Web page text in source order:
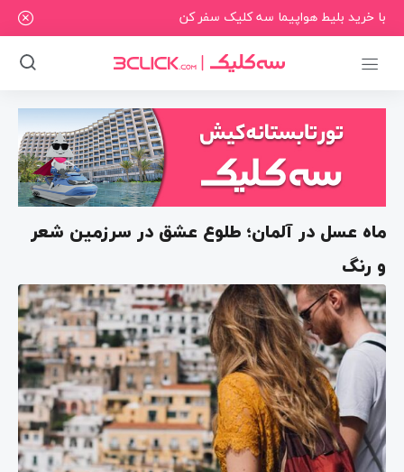
با خرید بلیط هواپیما سه کلیک سفر کن
ماه عسل در آلمان؛ طلوع عشق در سرزمین شعر
و رنگ